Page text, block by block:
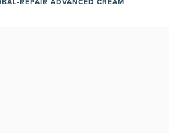
REPAIR ADVANCED CREAM